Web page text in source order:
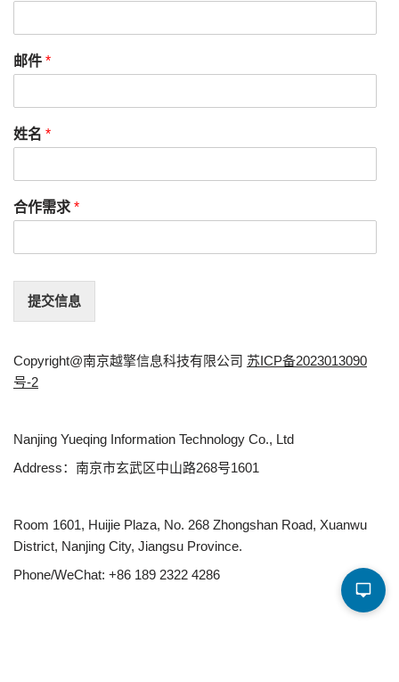
邮件 *
姓名 *
合作需求 *
提交信息
Copyright@南京越擎信息科技有限公司 苏ICP备2023013090
号-2
Nanjing Yueqing Information Technology Co., Ltd
Address：南京市玄武区中山路268号1601
Room 1601, Huijie Plaza, No. 268 Zhongshan Road, Xuanwu
District, Nanjing City, Jiangsu Province.
Phone/WeChat: +86 189 2322 4286